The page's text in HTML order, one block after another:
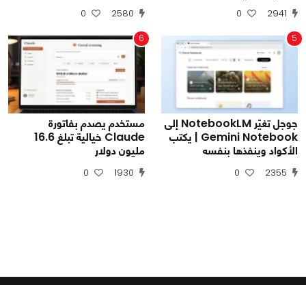
2941
0
2580
0
5
جوجل تغيّر NotebookLM إلى
Gemini Notebook | يكتب
الأكواد وينفذها بنفسه
2355
0
6
مستخدم يصدم بفاتورة
Claude خيالية تبلغ 16.6
مليون دولار
1930
0